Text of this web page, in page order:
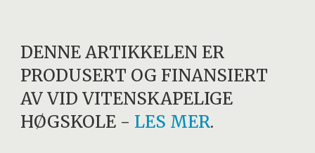
DENNE ARTIKKELEN ER
PRODUSERT OG FINANSIERT
AVVID VITENSKAPELIGE
HØGSKOLE - LES MER.